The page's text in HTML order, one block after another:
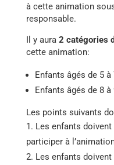
à cette animation
responsable.
Il y aura 2 catégories
cette animation:
Enfants âgés de 5 à
Enfants âgés de 8 à
Les points suivants
Les enfants doivent
participer à
Les enfants doivent